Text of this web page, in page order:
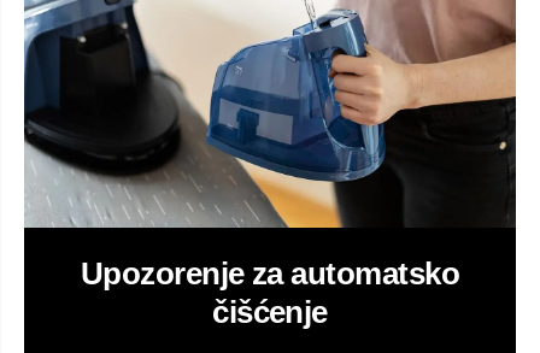
Upozorenje za automatsko
čišćenje